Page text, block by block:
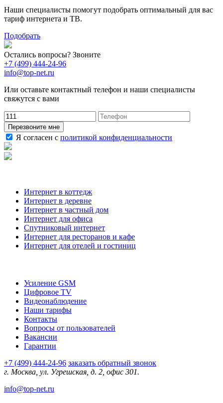
Наши специалисты помогут подобрать оптимальный для вас
тариф интернета и ТВ.
Подобрать
Остались вопросы? Звоните
+7 (499) 444-24-96
info@top-net.ru
Или оставьте контактный телефон и наши специалисты
свяжутся с вами
Перезвоните мне
Я согласен с политикой конфиденциальности
Интернет в коттедж
Интернет в деревне
Интернет в частный дом
Интернет для офиса
Спутниковый интернет
Интернет для ресторанов и кафе
Интернет для отелей и гостиниц
Усиление GSM
Цифровое TV
Видеонаблюдение
Наши тарифы
Контакты
Вопросы от пользователей
Вакансии
Гарантии
+7 (499) 444-24-96 заказать обратный звонок
г. Москва, ул. Угрешская, д. 2, офис 301.
info@top-net.ru